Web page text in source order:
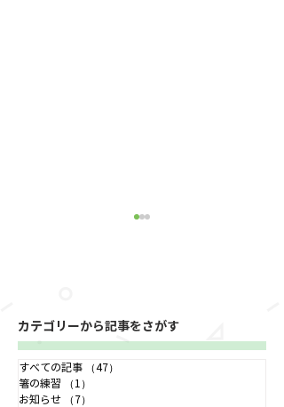
寂しい気持ちも笑顔でお
別れ！
カテゴリーから記事をさがす
すべての記事 （47）
箸の練習
（1）
お知らせ
（7）